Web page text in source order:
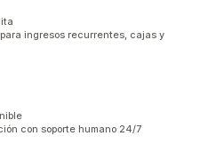
ingresos recurrentes, cajas y
con soporte humano 24/7